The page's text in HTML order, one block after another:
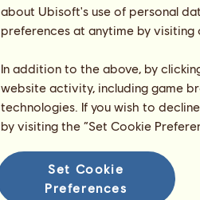
about Ubisoft's use of personal
preferences at anytime by
In addition to the above, by
website activity, including game
technologies. If you wish to
by visiting the “Set Cookie
Set Cookie
Preferences